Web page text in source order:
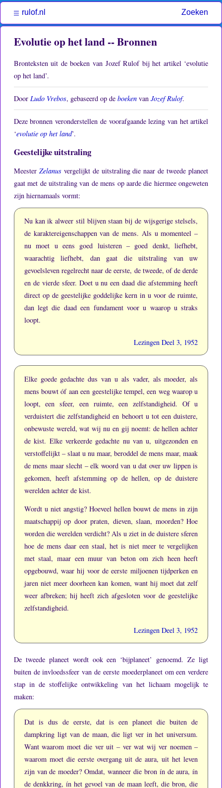
rulof.nl Zoeken
Evolutie op het land -- Bronnen
Bronteksten uit de boeken van Jozef Rulof bij het artikel ‘evolutie
op het land’.
Door Ludo Vrebos, gebaseerd op de boekenvan Jozef Rulof.
Deze bronnen veronderstellen de voorafgaande lezing van het artikel
‘evolutie op het land’.
Geestelijke uitstraling
Meester Zelanusvergelijkt de uitstraling die naar de tweede planeet
gaat met de uitstraling van de mens op aarde die hiermee ongeweten
zijn hiernamaals vormt:
Nu kan ik alweer stil blijven staan bij de wijsgerige stelsels,
de karaktereigenschappen van de mens. Als u momenteel –
nu moet u eens goed luisteren – goed denkt, liefhebt,
waarachtig liefhebt, dan gaat die uitstraling van uw
gevoelsleven regelrecht naar de eerste, de tweede, of de derde
en de vierde sfeer. Doet u nu een daad die afstemming heeft
direct op de geestelijke goddelijke kern in u voor de ruimte,
dan legt die daad een fundament voor u waarop u straks
loopt.
Lezingen Deel 3, 1952
Elke goede gedachte dus van u als vader, als moeder, als
mens bouwt óf aan een geestelijke tempel, een weg waarop u
loopt, een sfeer, een ruimte, een zelfstandigheid. Of u
verduistert die zelfstandigheid en behoort u tot een duistere,
onbewuste wereld, wat wij nu en gij noemt: de hellen achter
de kist. Elke verkeerde gedachte nu van u, uitgezonden en
verstoffelijkt – slaat u nu maar, beroddel de mens maar, maak
de mens maar slecht – elk woord van u dat over uw lippen is
gekomen, heeft afstemming op de hellen, op de duistere
werelden achter de kist.
Wordt u niet angstig? Hoeveel hellen bouwt de mens in zijn
maatschappij op door praten, dieven, slaan, moorden?Hoe
worden die werelden verdicht? Als u ziet in de duistere sferen
hoe de mens daar een staal, het is niet meer te vergelijken
met staal, maar een muur van beton om zich heen heeft
opgebouwd, waar hij voor de eerste miljoenen tijdperken en
jaren niet meer doorheen kan komen, want hij moet dat zelf
weer afbreken; hij heeft zich afgesloten voor de geestelijke
zelfstandigheid.
Lezingen Deel 3, 1952
De tweede planeet wordt ook een ‘bijplaneet’ genoemd.Ze ligt
buiten de invloedssfeer van de eerste moederplaneet om een verdere
stap in de stoffelijke ontwikkeling van het lichaam mogelijk te
maken:
Dat is dus de eerste, dat is een planeet die buiten de
dampkring ligt van de maan, die ligt ver in het universum.
Want waarom moet die ver uit – ver wat wij ver noemen –
waarom moet die eerste overgang uit de aura, uit het leven
zijn van de moeder?Omdat, wanneer die bron ín de aura, ín
de denkkring, ín het gevoel van de maan leeft, die bron, die